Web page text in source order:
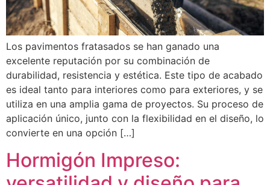
Los pavimentos fratasados se han ganado una
excelente reputación por su combinación de
durabilidad, resistencia y estética. Este tipo de acabado
es ideal tanto para interiores como para exteriores, y se
utiliza en una amplia gama de proyectos. Su proceso de
aplicación único, junto con la flexibilidad en el diseño, lo
convierte en una opción […]
Hormigón Impreso: